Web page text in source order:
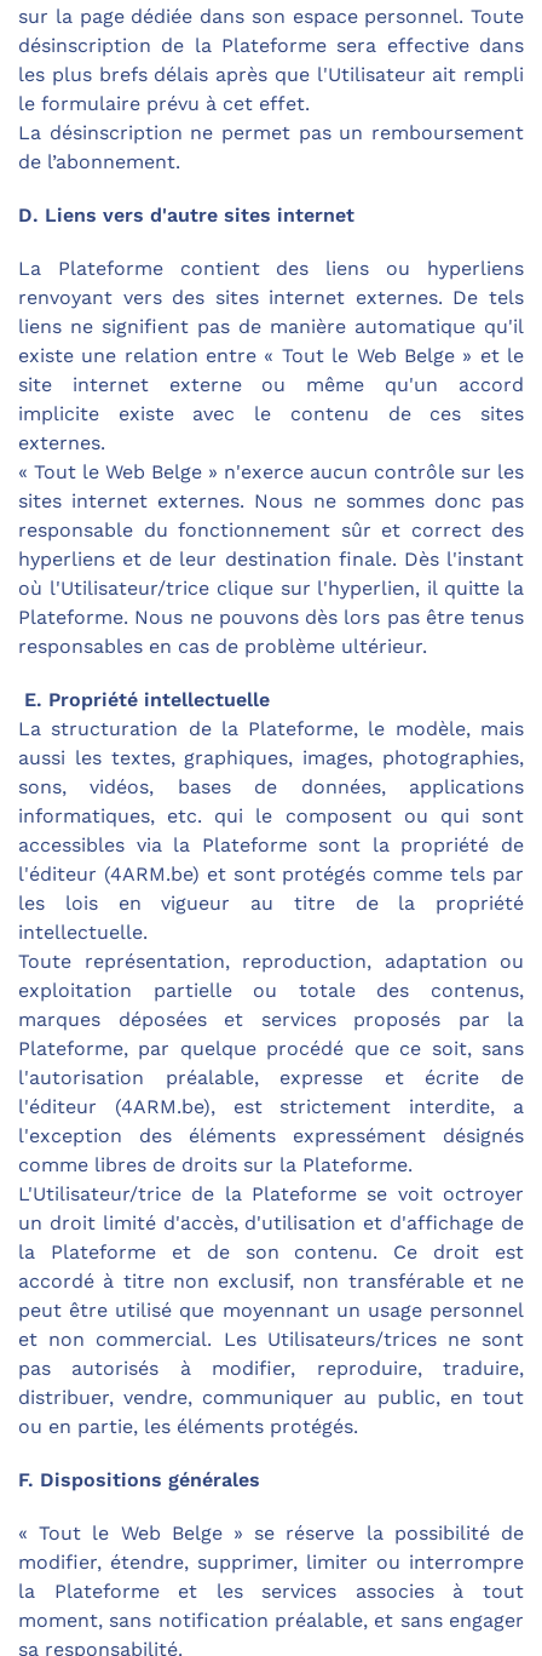
sur la page dédiée dans son espace personnel. Toute
désinscription de la Plateforme sera effective dans
les plus brefs délais après que l'Utilisateur ait rempli
le formulaire prévu à cet effet.
La désinscription ne permet pas un remboursement
de l’abonnement.
D. Liens vers d'autre sites internet
La Plateforme contient des liens ou hyperliens
renvoyant vers des sites internet externes. De tels
liens ne signifient pas de manière automatique qu'il
existe une relation entre « Tout le Web Belge » et le
site internet externe ou même qu'un accord
implicite existe avec le contenu de ces sites
externes.
« Tout le Web Belge » n'exerce aucun contrôle sur les
sites internet externes. Nous ne sommes donc pas
responsable du fonctionnement sûr et correct des
hyperliens et de leur destination finale. Dès l'instant
où l'Utilisateur/trice clique sur l'hyperlien, il quitte la
Plateforme. Nous ne pouvons dès lors pas être tenus
responsables en cas de problème ultérieur.
E. Propriété intellectuelle
La structuration de la Plateforme, le modèle, mais
aussi les textes, graphiques, images, photographies,
sons, vidéos, bases de données, applications
informatiques, etc. qui le composent ou qui sont
accessibles via la Plateforme sont la propriété de
l'éditeur (4ARM.be) et sont protégés comme tels par
les lois en vigueur au titre de la propriété
intellectuelle.
Toute représentation, reproduction, adaptation ou
exploitation partielle ou totale des contenus,
marques déposées et services proposés par la
Plateforme, par quelque procédé que ce soit, sans
l'autorisation préalable, expresse et écrite de
l'éditeur (4ARM.be), est strictement interdite, a
l'exception des éléments expressément désignés
comme libres de droits sur la Plateforme.
L'Utilisateur/trice de la Plateforme se voit octroyer
un droit limité d'accès, d'utilisation et d'affichage de
la Plateforme et de son contenu. Ce droit est
accordé à titre non exclusif, non transférable et ne
peut être utilisé que moyennant un usage personnel
et non commercial. Les Utilisateurs/trices ne sont
pas autorisés à modifier, reproduire, traduire,
distribuer, vendre, communiquer au public, en tout
ou en partie, les éléments protégés.
F. Dispositions générales
« Tout le Web Belge » se réserve la possibilité de
modifier, étendre, supprimer, limiter ou interrompre
la Plateforme et les services associes à tout
moment, sans notification préalable, et sans engager
sa responsabilité.